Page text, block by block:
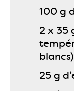
100 g
2 x 35
blancs)
25 g